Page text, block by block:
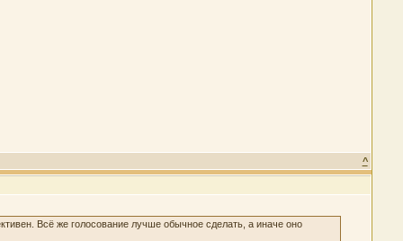
^
Всё же голосование лучше обычное сделать, а иначе оно